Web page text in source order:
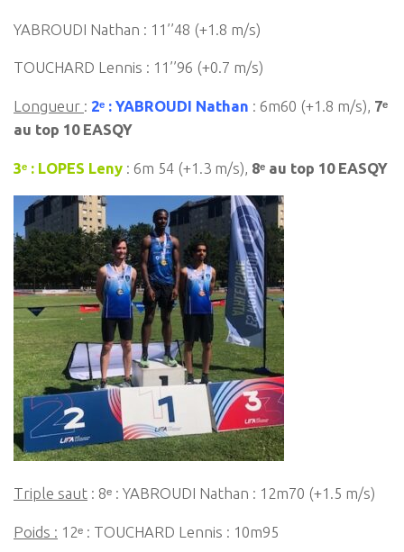
YABROUDI Nathan : 11’’48 (+1.8 m/s)
TOUCHARD Lennis : 11’’96 (+0.7 m/s)
Longueur : 2ᵉ : YABROUDI Nathan : 6m60 (+1.8 m/s), 7ᵉ
au top 10 EASQY
3ᵉ : LOPES Leny : 6m 54 (+1.3 m/s), 8ᵉ au top 10 EASQY
Triple saut : 8ᵉ : YABROUDI Nathan : 12m70 (+1.5 m/s)
Poids : 12ᵉ : TOUCHARD Lennis : 10m95